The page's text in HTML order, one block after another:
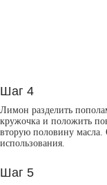
Шаг 4
Лимон разделить
кружочка и положить
вторую половину масла.
использования.
Шаг 5